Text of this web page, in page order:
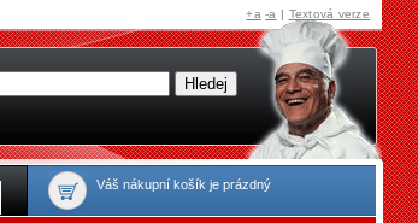
Váš nákupní košík je prázdný
+a -a | Textová verze